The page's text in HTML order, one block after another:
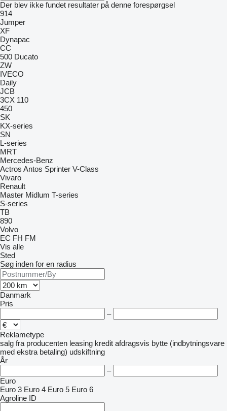
Der blev ikke fundet resultater på denne forespørgsel
914
Jumper
XF
Dynapac
CC
500 Ducato
ZW
IVECO
Daily
JCB
3CX 110
450
SK
KX-series
SN
L-series
MRT
Mercedes-Benz
Actros Antos Sprinter V-Class
Vivaro
Renault
Master Midlum T-series
S-series
TB
890
Volvo
EC FH FM
Vis alle
Sted
Søg inden for en radius
Danmark
Pris
–
Reklametype
salg fra producenten leasing kredit afdragsvis bytte (indbytningsvare
med ekstra betaling) udskiftning
År
–
Euro
Euro 3 Euro 4 Euro 5 Euro 6
Agroline ID